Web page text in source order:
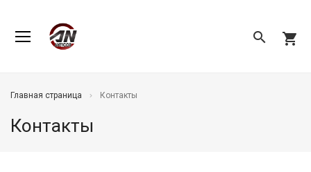
search shopping_cart
Главная страница Контакты
Контакты